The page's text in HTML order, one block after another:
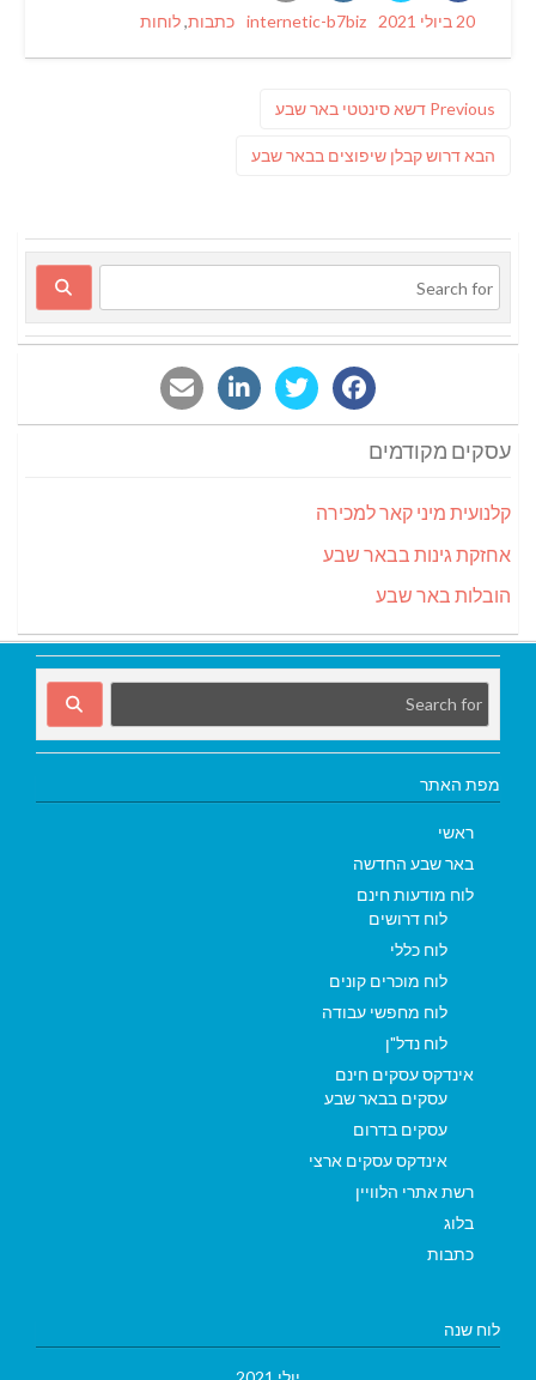
Posted
20 ביולי 2021 Author
internetic-b7biz
Categories
כתבות,לוחות
Previous
Previous
דשא סינטטי באר שבע
הבאפוסט
דרוש קבלן שיפוצים בבאר שבע
עסקים מקודמים
קלנועית מיני קאר למכירה
אחזקת גינות בבאר שבע
הובלות באר שבע
מפת האתר
ראשי
באר שבע החדשה
לוח מודעות חינם
לוח דרושים
לוח כללי
לוח מוכרים קונים
לוח מחפשי עבודה
לוח נדל"ן
אינדקס עסקים חינם
עסקים בבאר שבע
עסקים בדרום
אינדקס עסקים ארצי
רשת אתרי הלוויין
בלוג
כתבות
לוח שנה